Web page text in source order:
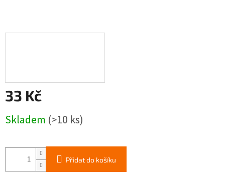
33 Kč
cena:
Skladem (>10 ks)
Přidat do košíku